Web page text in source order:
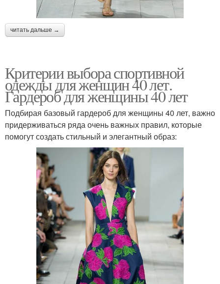
читать дальше →
Критерии выбора спортивной
одежды для женщин 40 лет.
Гардероб для женщины 40 лет
Подбирая базовый гардероб для женщины 40 лет, важно
придерживаться ряда очень важных правил, которые
помогут создать стильный и элегантный образ: